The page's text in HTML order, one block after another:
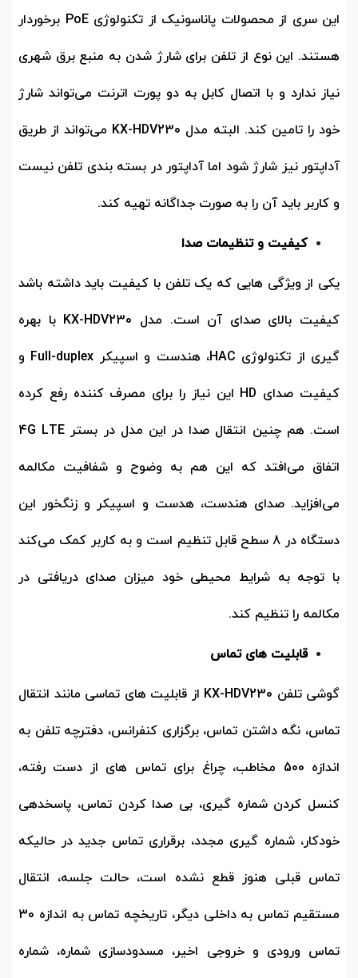
این سری از محصولات پاناسونیک از تکنولوژیPoE برخوردار
هستند. این نوع از تلفن برای شارژ شدن به منبع برق شهری
نیاز ندارد و با اتصال کابل به دو پورت اترنت می‌تواند شارژ
خود را تامین کند. البته مدل KX-HDV230 می‌تواند از طریق
آداپتور نیز شارژ شود اما آداپتور در بسته بندی تلفن نیست
و کاربر باید آن را به صورت جداگانه تهیه کند.
کیفیت و تنظیمات صدا
یکی از ویژگی هایی که یک تلفن با کیفیت باید داشته باشد
کیفیت بالای صدای آن است. مدل KX-HDV230 با بهره
گیری از تکنولوژی HAC، هندست و اسپیکر Full-duplex و
کیفیت صدای HD این نیاز را برای مصرف کننده رفع کرده
است. هم چنین انتقال صدا در این مدل در بستر 4G LTE
اتفاق می‌افتد که این هم به وضوح و شفافیت مکالمه
می‌افزاید. صدای هندست، هدست و اسپیکر و زنگخور این
دستگاه در 8 سطح قابل تنظیم است و به کاربر کمک می‌کند
با توجه به شرایط محیطی خود میزان صدای دریافتی در
مکالمه را تنظیم کند.
قابلیت های تماس
گوشی تلفن KX-HDV230 از قابلیت های تماسی مانند انتقال
تماس، نگه داشتن تماس، برگزاری کنفرانس، دفترچه تلفن به
اندازه 500 مخاطب، چراغ برای تماس های از دست رفته،
کنسل کردن شماره گیری، بی صدا کردن تماس، پاسخدهی
خودکار، شماره گیری مجدد، برقراری تماس جدید در حالیکه
تماس قبلی هنوز قطع نشده است، حالت جلسه، انتقال
مستقیم تماس به داخلی دیگر، تاریخچه تماس به اندازه 30
تماس ورودی و خروجی اخیر، مسدودسازی شماره، شماره